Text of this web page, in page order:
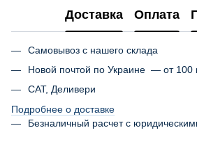
Доставка Оплата
Самовывоз с нашего склада
Новой почтой по Украине — от 100
САТ, Деливери
Подробнее о доставке
Безналичный расчет с